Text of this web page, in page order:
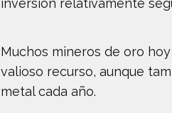
inversión relativamente
Muchos mineros de oro
valioso recurso, aunque
metal cada año.